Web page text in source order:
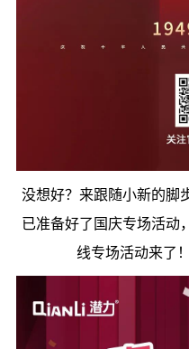
没想好？来跟随小新的脚
已准备好了国庆专场活动
线专场活动来了